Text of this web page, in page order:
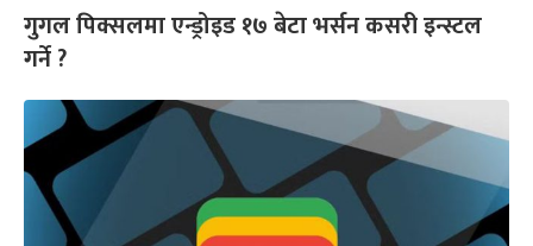
गुगल पिक्सलमा एन्ड्रोइड १७ बेटा भर्सन कसरी इन्स्टल
गर्ने ?